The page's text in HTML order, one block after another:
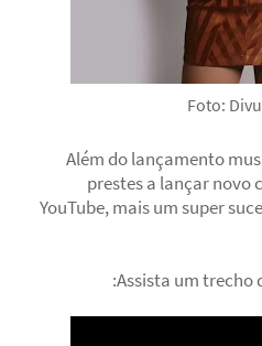
Foto:
Além do lançamento
prestes a lançar novo
YouTube, mais um super
Assista um trecho